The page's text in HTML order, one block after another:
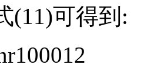
(11)可得到:
r100012